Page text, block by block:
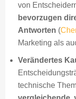
von
bevorzugen
Antworten (
Marketing als
Verändertes
technische